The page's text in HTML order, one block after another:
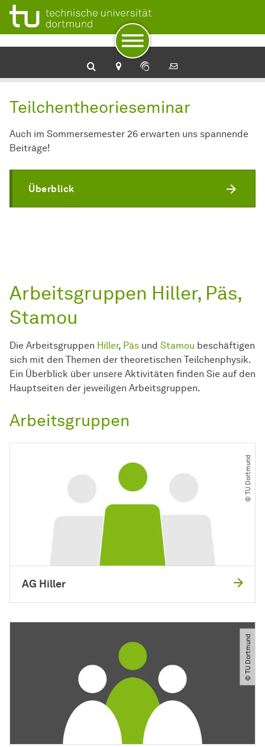
Zur Navigation
Zum Schnellzugriff
Zum Fuß der Seite mit weiteren Services
Zum Inhalt
Zur Startseite
Teilchentheorieseminar
Auch im Sommersemester 26 erwarten uns spannende
Beiträge!
Überblick
Arbeitsgruppen Hiller, Päs,
Stamou
Die Arbeitsgruppen Hiller, Päs und Stamou beschäftigen
sich mit den Themen der theoretischen Teilchenphysik.
Ein Überblick über unsere Aktivitäten finden Sie auf den
Hauptseiten der jeweiligen Arbeitsgruppen.
Arbeitsgruppen
© TU Dortmund
AG Hiller
© TU Dortmund